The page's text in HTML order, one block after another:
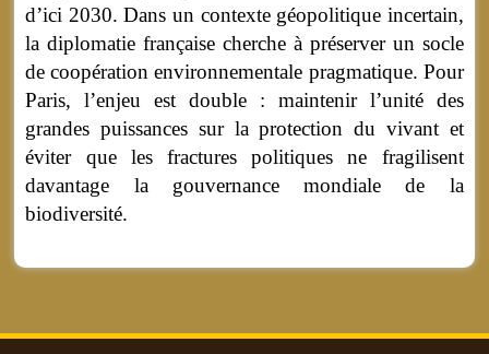
d’ici 2030. Dans un contexte géopolitique incertain,
la diplomatie française cherche à préserver un socle
de coopération environnementale pragmatique. Pour
Paris, l’enjeu est double : maintenir l’unité des
grandes puissances sur la protection du vivant et
éviter que les fractures politiques ne fragilisent
davantage la gouvernance mondiale de la
biodiversité.